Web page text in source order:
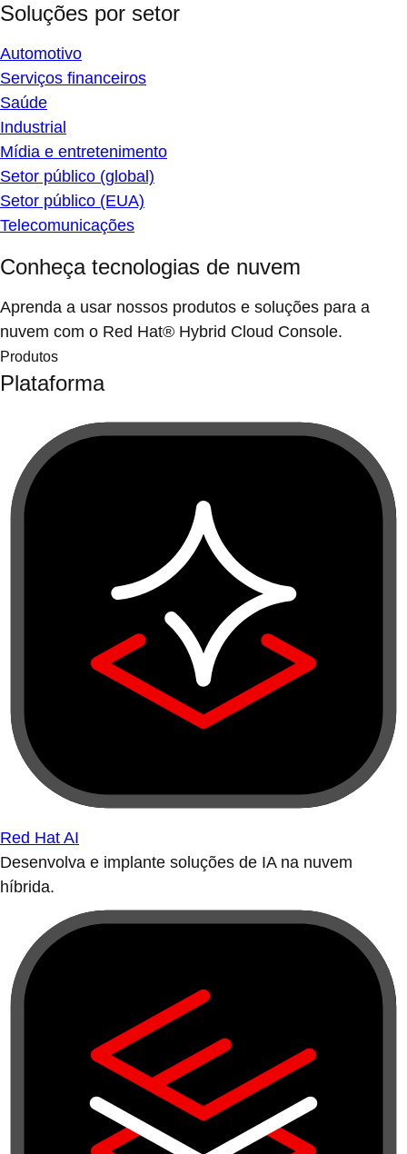
Soluções por setor
Automotivo
Serviços financeiros
Saúde
Industrial
Mídia e entretenimento
Setor público (global)
Setor público (EUA)
Telecomunicações
Conheça tecnologias de nuvem
Aprenda a usar nossos produtos e soluções para a
nuvem com o Red Hat® Hybrid Cloud Console.
Produtos
Plataforma
Red Hat AI
Desenvolva e implante soluções de IA na nuvem
híbrida.